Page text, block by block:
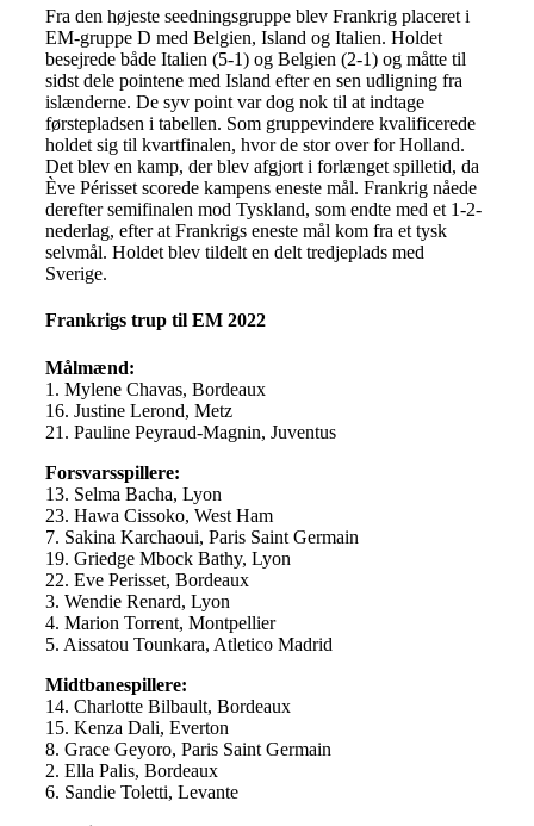
Fra den højeste seedningsgruppe blev Frankrig placeret i
EM-gruppe D med Belgien, Island og Italien. Holdet
besejrede både Italien (5-1) og Belgien (2-1) og måtte til
sidst dele pointene med Island efter en sen udligning fra
islænderne. De syv point var dog nok til at indtage
førstepladsen i tabellen. Som gruppevindere kvalificerede
holdet sig til kvartfinalen, hvor de stor over for Holland.
Det blev en kamp, der blev afgjort i forlænget spilletid, da
Ève Périsset scorede kampens eneste mål. Frankrig nåede
derefter semifinalen mod Tyskland, som endte med et 1-2-
nederlag, efter at Frankrigs eneste mål kom fra et tysk
selvmål. Holdet blev tildelt en delt tredjeplads med
Sverige.
Frankrigs trup til EM 2022
Målmænd:
1. Mylene Chavas, Bordeaux
16. Justine Lerond, Metz
21. Pauline Peyraud-Magnin, Juventus
Forsvarsspillere:
13. Selma Bacha, Lyon
23. Hawa Cissoko, West Ham
7. Sakina Karchaoui, Paris Saint Germain
19. Griedge Mbock Bathy, Lyon
22. Eve Perisset, Bordeaux
3. Wendie Renard, Lyon
4. Marion Torrent, Montpellier
5. Aissatou Tounkara, Atletico Madrid
Midtbanespillere:
14. Charlotte Bilbault, Bordeaux
15. Kenza Dali, Everton
8. Grace Geyoro, Paris Saint Germain
2. Ella Palis, Bordeaux
6. Sandie Toletti, Levante